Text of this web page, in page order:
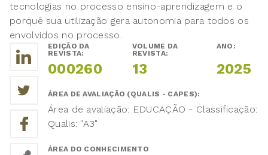
tecnologias no processo ensino-aprendizagem e o
porquê sua utilização gera autonomia para todos os
envolvidos no processo.
EDIÇÃO DA
REVISTA:
000260
VOLUME DA
REVISTA:
13
ANO:
2025
ÁREA DE AVALIAÇÃO (QUALIS - CAPES):
Área de avaliação: EDUCAÇÃO - Classificação:
Qualis: "A3"
ÁREA DO CONHECIMENTO